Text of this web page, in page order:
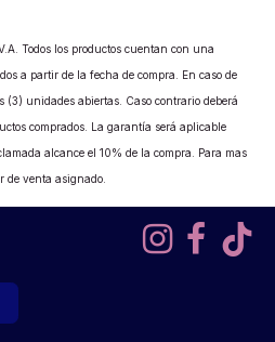
Todos los productos cuentan con una
a partir de la fecha de compra. En caso de
(3) unidades abiertas. Caso contrario deberá
comprados. La garantía será aplicable
alcance el 10% de la compra. Para mas
de venta asignado.